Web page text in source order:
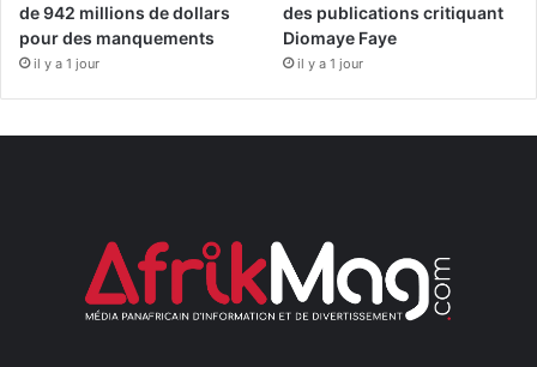
de 942 millions de dollars
pour des manquements
il y a 1 jour
des publications critiquant
Diomaye Faye
il y a 1 jour